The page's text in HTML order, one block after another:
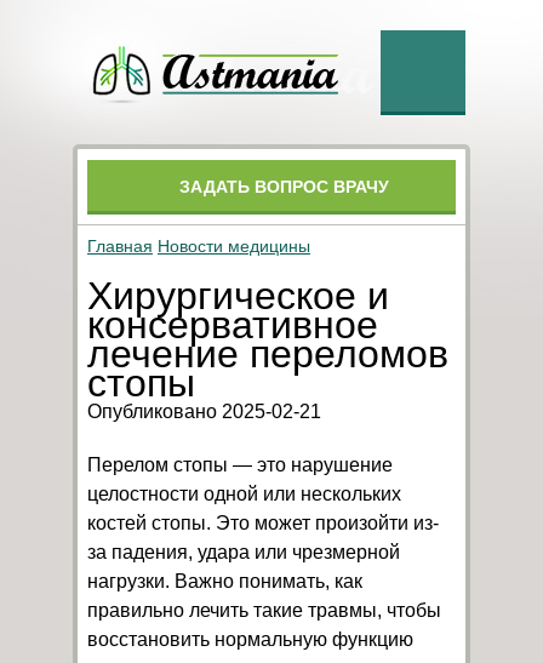
ЗАДАТЬ ВОПРОС ВРАЧУ
Главная Новости медицины
Хирургическое и
консервативное
лечение переломов
стопы
Опубликовано 2025-02-21
Перелом стопы — это нарушение
целостности одной или нескольких
костей стопы. Это может произойти из-
за падения, удара или чрезмерной
нагрузки. Важно понимать, как
правильно лечить такие травмы, чтобы
восстановить нормальную функцию